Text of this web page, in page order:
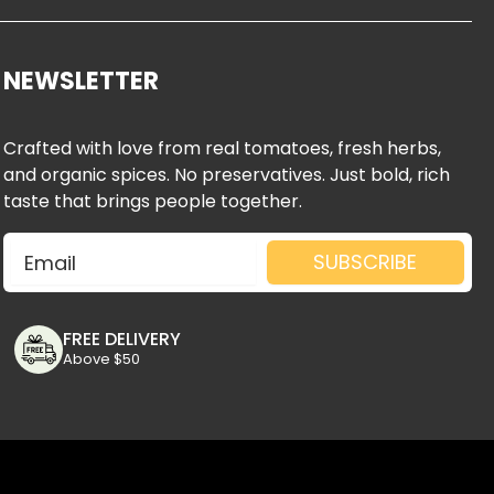
e
-
f
k
-
i
n
t
NEWSLETTER
Crafted with love from real tomatoes, fresh herbs,
and organic spices. No preservatives. Just bold, rich
taste that brings people together.
Email SUBSCRIBE
FREE DELIVERY
Above $50